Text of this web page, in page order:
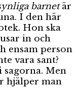
barnetär
I den här
Hon ska
in och
ensam person
vara sant?
sagorna. Men
hjälper man